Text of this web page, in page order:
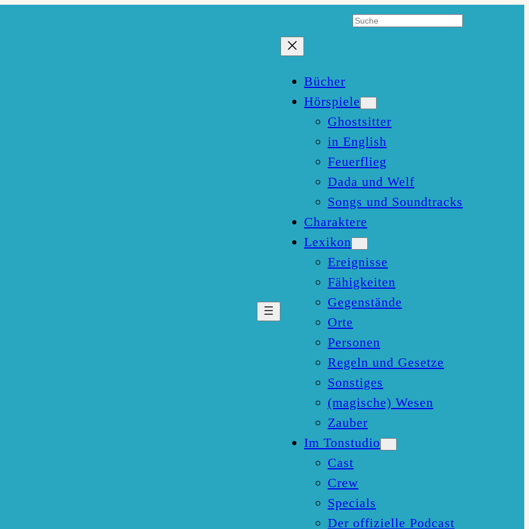
Suchen
Bücher
Hörspiele
Ghostsitter
in English
Feuerflieg
Dada und Welf
Songs und Soundtracks
Charaktere
Lexikon
Ereignisse
Fähigkeiten
Gegenstände
Orte
Personen
Regeln und Gesetze
Sonstiges
(magische) Wesen
Zauber
Im Tonstudio
Cast
Crew
Specials
Der offizielle Podcast